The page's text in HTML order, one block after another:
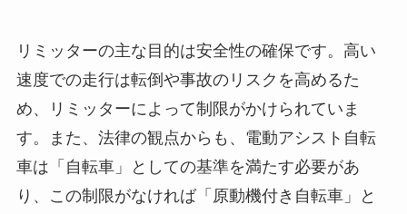
リミッターの主な目的は安全性の確保です。高い
速度での走行は転倒や事故のリスクを高めるた
め、リミッターによって制限がかけられていま
す。また、法律の観点からも、電動アシスト自転
車は「自転車」としての基準を満たす必要があ
り、この制限がなければ「原動機付き自転車」と